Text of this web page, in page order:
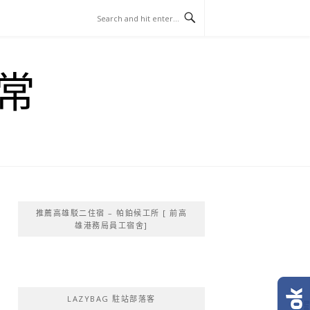
推薦高雄駁二住宿 – 帕鉑候工所 [ 前高
雄港務局員工宿舍]
LAZYBAG 駐站部落客